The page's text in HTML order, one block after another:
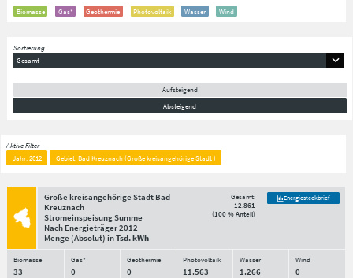
Biomasse Gas* Geothermie Photovoltaik Wasser Wind
Sortierung
Gesamt
Aufsteigend
Absteigend
Aktive Filter
Jahr: 2012
Gebiet: Bad Kreuznach (Große kreisangehörige Stadt )
Große kreisangehörige Stadt Bad
Kreuznach
Stromeinspeisung Summe
Nach Energieträger2012
Menge(Absolut) inTsd. kWh
Gesamt:
12.861
(100 % Anteil)
Energiesteckbrief
Biomasse Gas* Geothermie Photovoltaik Wasser Wind
33 0 0 11.563 1.266 0